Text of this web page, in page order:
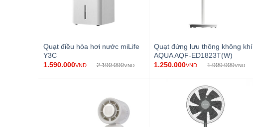
Quạt điều hòa hơi nước miLife
Y3C
1.590.000VND 2.190.000VND
Quạt đứng lưu thông không khí
AQUA AQF-ED1823T(W)
1.250.000VND 1.900.000VND